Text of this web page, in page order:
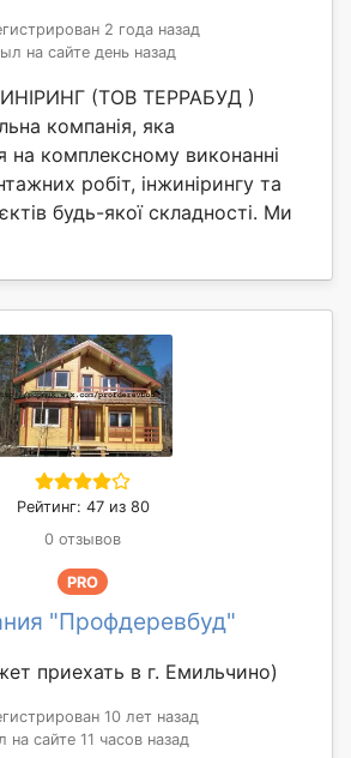
2 года назад
на сайте день назад
(ТОВ ТЕРРАБУД )
компанія, яка
на комплексному виконанні
робіт, інжинірингу та
будь-якої складності. Ми
Рейтинг: 47 из 80
0 отзывов
PRO
"Профдеревбуд"
приехать в г. Емильчино)
10 лет назад
на сайте 11 часов назад